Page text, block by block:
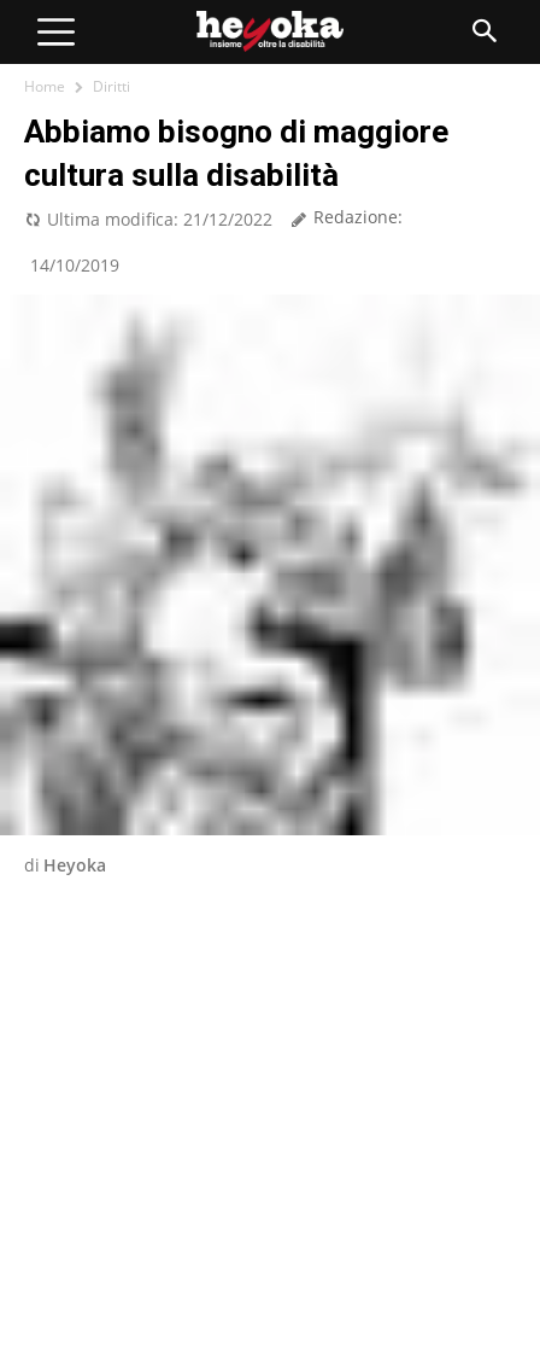
Home Diritti
Abbiamo bisogno di maggiore
cultura sulla disabilità
Ultima modifica: 21/12/2022 Redazione:
14/10/2019
di Heyoka